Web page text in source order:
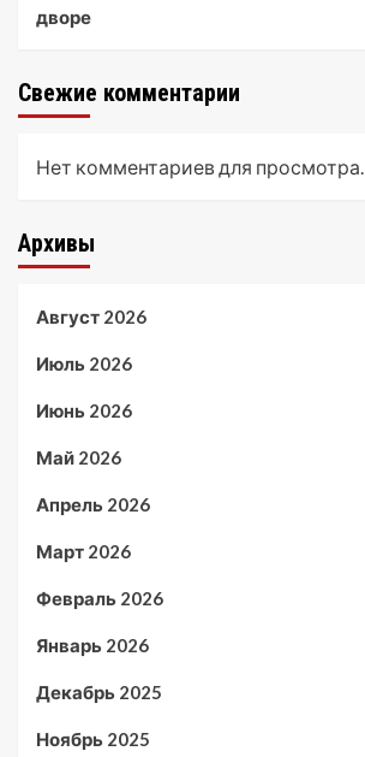
дворе
Свежие комментарии
Нет комментариев для просмотра.
Архивы
Август 2026
Июль 2026
Июнь 2026
Май 2026
Апрель 2026
Март 2026
Февраль 2026
Январь 2026
Декабрь 2025
Ноябрь 2025